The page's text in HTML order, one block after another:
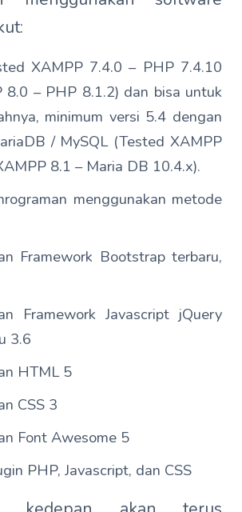
XAMPP 7.4.0 – PHP 7.4.10
8.0 – PHP 8.1.2) dan bisa untuk
minimum versi 5.4 dengan
/ MySQL (Tested XAMPP
8.1 – Maria DB 10.4.x).
menggunakan metode
Framework Bootstrap terbaru,
Framework Javascript jQuery
3.6
HTML 5
CSS 3
Font Awesome 5
PHP, Javascript, dan CSS